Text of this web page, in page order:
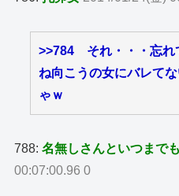
>>784 それ・・・忘れ
ね向こうの女にバレて
ゃｗ
788:名無しさんといつまで
00:07:00.96 0